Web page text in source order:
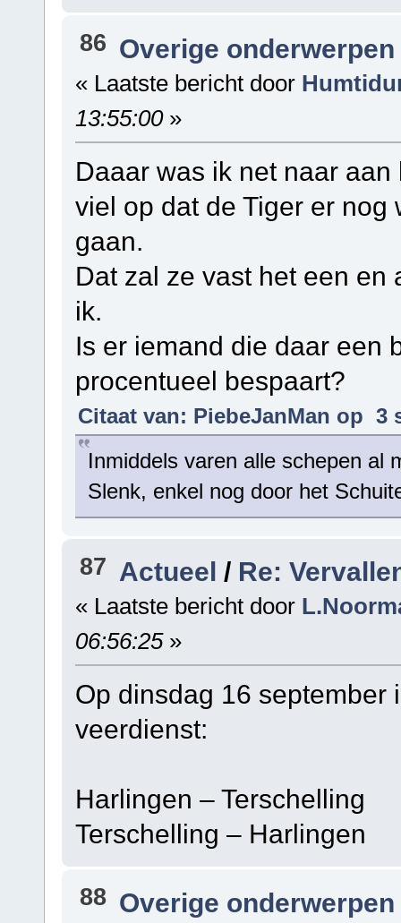
86 Overige onderwerpen
« Laatste bericht door
13:55:00»
Daaar was ik net naar
viel op dat de Tiger er
gaan.
Dat zal ze vast het een
ik.
Is er iemand die daar een
procentueel bespaart?
Citaat van: PiebeJanMan op 3
Inmiddels varen alle schepen al
Slenk, enkel nog door het
87 Actueel / Re:
« Laatste bericht door
06:56:25»
Op dinsdag 16 september
veerdienst:
Harlingen –
Terschelling –
88 Overige onderwerpen